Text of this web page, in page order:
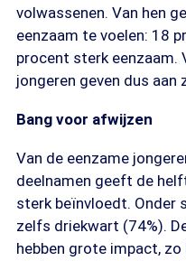
volwassenen. Van hen
eenzaam te voelen: 18
procent sterk eenzaam.
jongeren geven dus aan
Bang voor afwijzen
Van de eenzame
deelnamen geeft de
sterk beïnvloedt. Onder
zelfs driekwart (74%).
hebben grote impact,